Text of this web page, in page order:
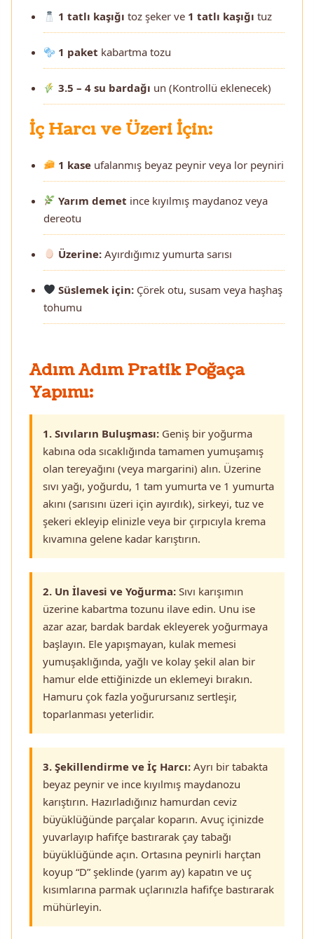
1 tatlı kaşığı toz şeker ve 1 tatlı kaşığı tuz
1 paket kabartma tozu
3.5 – 4 su bardağı un (Kontrollü eklenecek)
İç Harcı ve Üzeri İçin:
1 kase ufalanmış beyaz peynir veya lor peyniri
Yarım demet ince kıyılmış maydanoz veya
dereotu
Üzerine: Ayırdığımız yumurta sarısı
Süslemek için: Çörek otu, susam veya haşhaş
tohumu
Adım Adım Pratik Poğaça
Yapımı:
1. Sıvıların Buluşması: Geniş bir yoğurma
kabına oda sıcaklığında tamamen yumuşamış
olan tereyağını (veya margarini) alın. Üzerine
sıvı yağı, yoğurdu, 1 tam yumurta ve 1 yumurta
akını (sarısını üzeri için ayırdık), sirkeyi, tuz ve
şekeri ekleyip elinizle veya bir çırpıcıyla krema
kıvamına gelene kadar karıştırın.
2. Un İlavesi ve Yoğurma: Sıvı karışımın
üzerine kabartma tozunu ilave edin. Unu ise
azar azar, bardak bardak ekleyerek yoğurmaya
başlayın. Ele yapışmayan, kulak memesi
yumuşaklığında, yağlı ve kolay şekil alan bir
hamur elde ettiğinizde un eklemeyi bırakın.
Hamuru çok fazla yoğurursanız sertleşir,
toparlanması yeterlidir.
3. Şekillendirme ve İç Harcı: Ayrı bir tabakta
beyaz peynir ve ince kıyılmış maydanozu
karıştırın. Hazırladığınız hamurdan ceviz
büyüklüğünde parçalar koparın. Avuç içinizde
yuvarlayıp hafifçe bastırarak çay tabağı
büyüklüğünde açın. Ortasına peynirli harçtan
koyup “D” şeklinde (yarım ay) kapatın ve uç
kısımlarına parmak uçlarınızla hafifçe bastırarak
mühürleyin.